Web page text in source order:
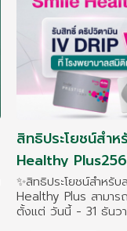
สิทธิประโยชน์สำ
Healthy
✨สิทธิประโยชน์สำหรั
Healthy Plus สามาร
ตั้งแต่ วันนี้ - 31 ธัน